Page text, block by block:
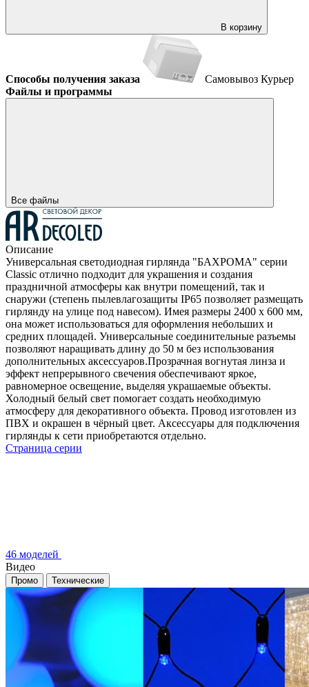
В корзину
Способы получения заказа Самовывоз Курьер
Файлы и программы
Все файлы
Описание
Универсальная светодиодная гирлянда "БАХРОМА" серии
Classic отлично подходит для украшения и создания
праздничной атмосферы как внутри помещений, так и
снаружи (степень пылевлагозащиты IP65 позволяет размещать
гирлянду на улице под навесом). Имея размеры 2400 x 600 мм,
она может использоваться для оформления небольших и
средних площадей. Универсальные соединительные разъемы
позволяют наращивать длину до 50 м без использования
дополнительных аксессуаров.Прозрачная вогнутая линза и
эффект непрерывного свечения обеспечивают яркое,
равномерное освещение, выделяя украшаемые объекты.
Холодный белый свет помогает создать необходимую
атмосферу для декоративного объекта. Провод изготовлен из
ПВХ и окрашен в чёрный цвет. Аксессуары для подключения
гирлянды к сети приобретаются отдельно.
Страница серии
46 моделей
Видео
Промо Технические